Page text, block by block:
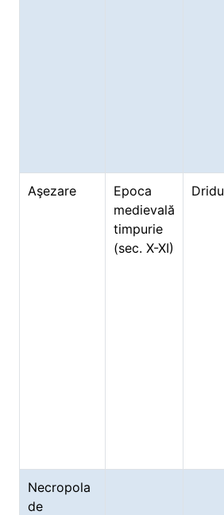
Aşezare
Epoca
medievală
timpurie
(sec. X-XI)
Dridu
Necropola
de